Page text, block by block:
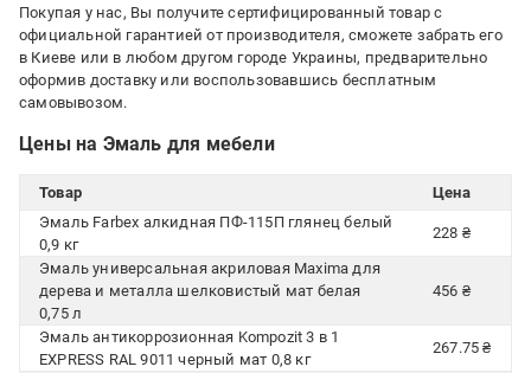
Покупая у нас, Вы получите сертифицированный товар с
официальной гарантией от производителя, сможете забрать его
в Киеве или в любом другом городе Украины, предварительно
оформив доставку или воспользовавшись бесплатным
самовывозом.
Цены на Эмаль для мебели
Товар
Цена
Эмаль Farbex алкидная ПФ-115П глянец белый
0,9 кг
228 ₴
Эмаль универсальная акриловая Maxima для
дерева и металла шелковистый мат белая
0,75 л
456 ₴
Эмаль антикоррозионная Kompozit 3 в 1
EXPRESS RAL 9011 черный мат 0,8 кг
267.75 ₴